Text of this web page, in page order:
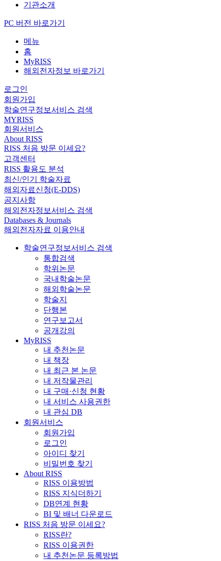
기관소개
PC 버전 바로가기
메뉴
홈
MyRISS
해외전자정보 바로가기
로그인
회원가입
학술연구정보서비스 검색
MYRISS
회원서비스
About RISS
RISS 처음 방문 이세요?
고객센터
RISS 활용도 분석
최신/인기 학술자료
해외자료신청(E-DDS)
공지사항
해외전자정보서비스 검색
Databases & Journals
해외전자자료 이용안내
학술연구정보서비스 검색
통합검색
학위논문
국내학술논문
해외학술논문
학술지
단행본
연구보고서
공개강의
MyRISS
내 추천논문
내 책장
내 최근 본 논문
내 저작물관리
내 구매·신청 현황
내 서비스 사용권한
내 관심 DB
회원서비스
회원가입
로그인
아이디 찾기
비밀번호 찾기
About RISS
RISS 이용방법
RISS 지식더하기
DB연계 현황
BI 및 배너 다운로드
RISS 처음 방문 이세요?
RISS란?
RISS 이용권한
내 추천논문 등록방법